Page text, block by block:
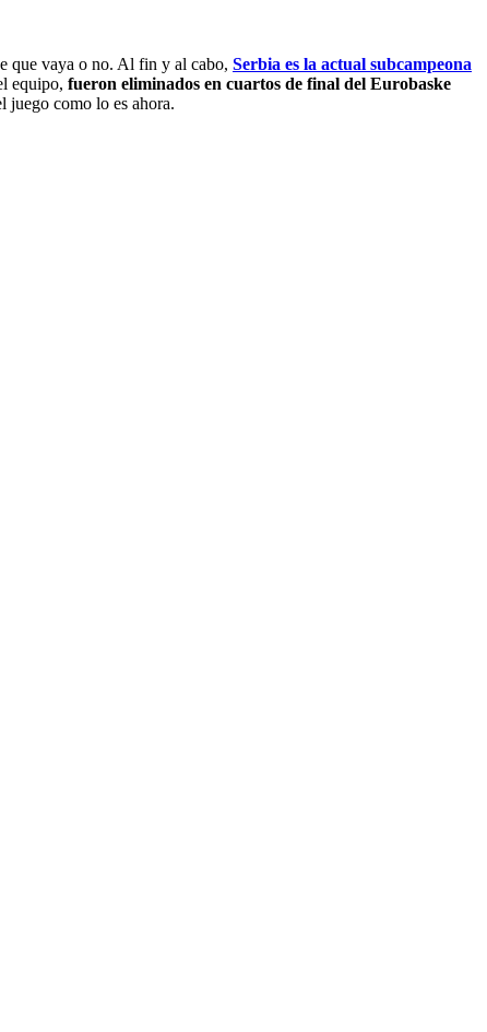
que vaya o no. Al fin y al cabo, Serbia es la actual subcampeona
equipo, fueron eliminados en cuartos de final del Eurobaske
juego como lo es ahora.